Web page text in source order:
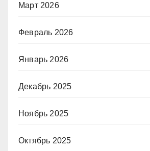
Март 2026
Февраль 2026
Январь 2026
Декабрь 2025
Ноябрь 2025
Октябрь 2025